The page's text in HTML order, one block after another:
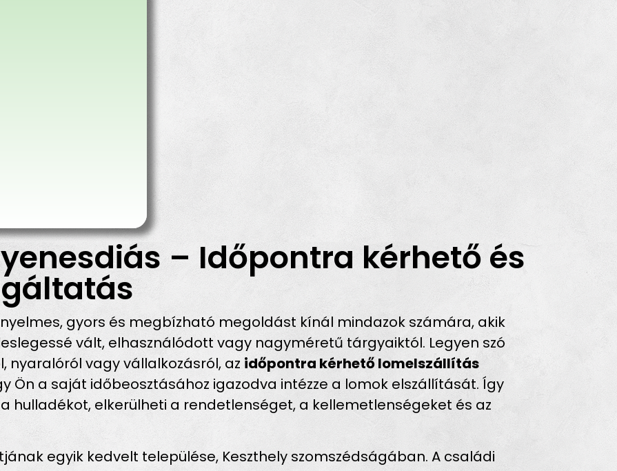
– Időpontra kérhető és
gyors és megbízható megoldást kínál mindazok számára, akik
vált, elhasználódott vagy nagyméretű tárgyaiktól. Legyen szó
nyaralóról vagy vállalkozásról, az időpontra kérhető lomelszállítás
Ön a saját időbeosztásához igazodva intézze a lomok elszállítását. Így
hulladékot, elkerülheti a rendetlenséget, a kellemetlenségeket és az
egyik kedvelt települése, Keszthely szomszédságában. A családi